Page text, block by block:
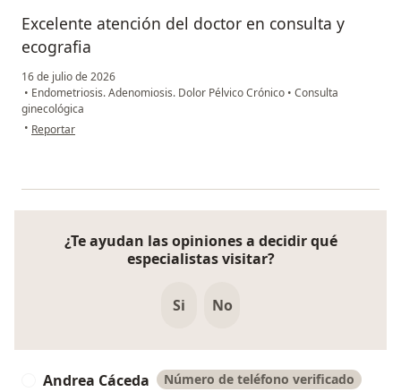
Excelente atención del doctor en consulta y
ecografia
16 de julio de 2026
• Endometriosis. Adenomiosis. Dolor Pélvico Crónico • Consulta
ginecológica
• en opinión del usuario Fhara
Reportar
¿Te ayudan las opiniones a decidir qué
especialistas visitar?
Si No
Andrea Cáceda Número de teléfono verificado